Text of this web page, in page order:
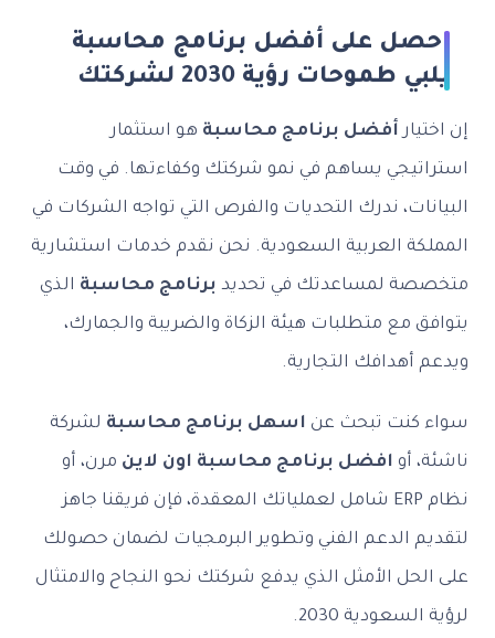
احصل على أفضل برنامج محاسبة
يلبي طموحات رؤية 2030 لشركتك
إن اختيارأفضل برنامج محاسبة هو استثمار
استراتيجي يساهم في نمو شركتك وكفاءتها. في وقت
البيانات، ندرك التحديات والفرص التي تواجه الشركات في
المملكة العربية السعودية. نحن نقدم خدمات استشارية
متخصصة لمساعدتك في تحديد برنامج محاسبة الذي
يتوافق مع متطلبات هيئة الزكاة والضريبة والجمارك،
ويدعم أهدافك التجارية.
سواء كنت تبحث عن اسهل برنامج محاسبة لشركة
ناشئة، أو افضل برنامج محاسبة اون لاين مرن، أو
نظام ERP شامل لعملياتك المعقدة، فإن فريقنا جاهز
لتقديم الدعم الفني وتطوير البرمجيات لضمان حصولك
على الحل الأمثل الذي يدفع شركتك نحو النجاح والامتثال
لرؤية السعودية 2030.